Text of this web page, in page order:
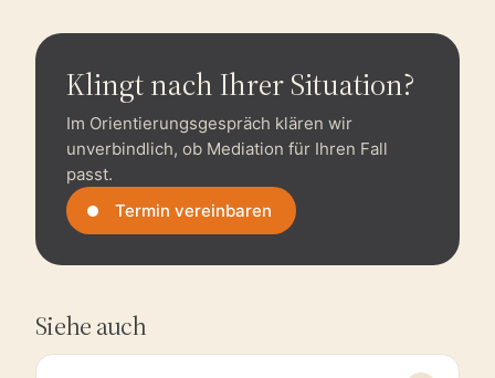
Klingt nach Ihrer Situation?
Im Orientierungsgespräch klären wir
unverbindlich, ob Mediation für Ihren Fall
passt.
Termin vereinbaren
Siehe auch